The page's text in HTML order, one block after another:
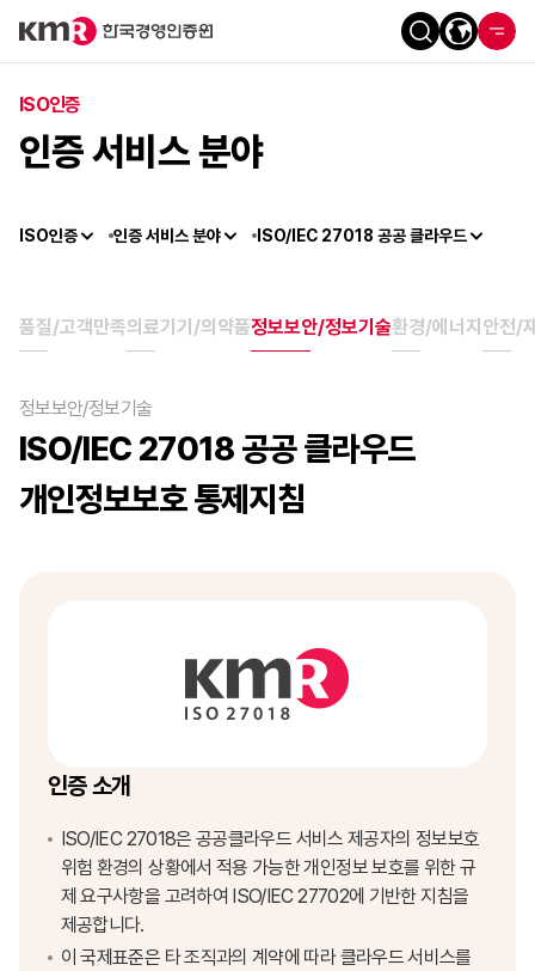
ISO인증
인증 서비스 분야
ISO인증 인증 서비스 분야 ISO/IEC 27018 공공 클라우드
품질/고객만족의료기기/의약품정보보안/정보기술환경/에너지 안전/
정보보안/정보기술
ISO/IEC 27018 공공 클라우드
개인정보보호 통제지침
인증 소개
ISO/IEC 27018은 공공클라우드 서비스 제공자의 정보보호
위험 환경의 상황에서 적용 가능한 개인정보 보호를 위한 규
제 요구사항을 고려하여 ISO/IEC 27702에 기반한 지침을
제공합니다.
이 국제표준은 타 조직과의 계약에 따라 클라우드 서비스를